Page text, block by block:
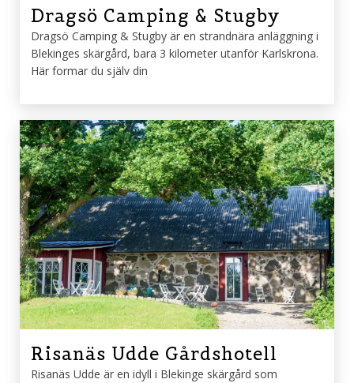
Dragsö Camping & Stugby
Dragsö Camping & Stugby är en strandnära anläggning i
Blekinges skärgård, bara 3 kilometer utanför Karlskrona.
Här formar du själv din
Risanäs Udde Gårdshotell
Risanäs Udde är en idyll i Blekinge skärgård som